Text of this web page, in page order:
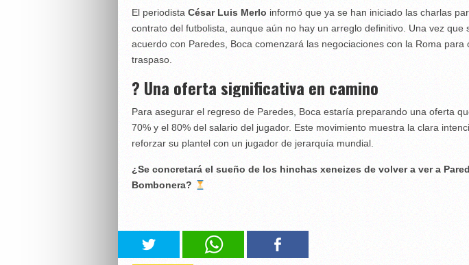
El periodista César Luis Merlo informó que ya se han iniciado las charlas
contrato del futbolista, aunque aún no hay un arreglo definitivo. Una vez que
acuerdo con Paredes, Boca comenzará las negociaciones con la Roma para
traspaso.
? Una oferta significativa en camino
Para asegurar el regreso de Paredes, Boca estaría preparando una oferta
70% y el 80% del salario del jugador. Este movimiento muestra la clara
reforzar su plantel con un jugador de jerarquía mundial.
¿Se concretará el sueño de los hinchas xeneizes de volver a ver a
Bombonera?